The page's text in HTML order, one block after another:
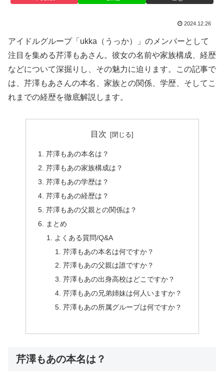
2024.12.26
アイドルグループ「ukka（うっか）」のメンバーとして
注目を集める芹澤もあさん。彼女の名前や家族構成、経歴
などについて深掘りし、その魅力に迫ります。この記事で
は、芹澤もあさんの本名、家族との関係、学歴、そしてこ
れまでの経歴を徹底解説します。
目次
芹澤もあの本名は？
芹澤もあの家族構成は？
芹澤もあの学歴は？
芹澤もあの経歴は？
芹澤もあの父親との関係は？
まとめ
よくある質問/Q&A
芹澤もあの本名は何ですか？
芹澤もあの父親は誰ですか？
芹澤もあの出身高校はどこですか？
芹澤もあの兄弟姉妹は何人いますか？
芹澤もあの所属グループは何ですか？
芹澤もあの本名は？